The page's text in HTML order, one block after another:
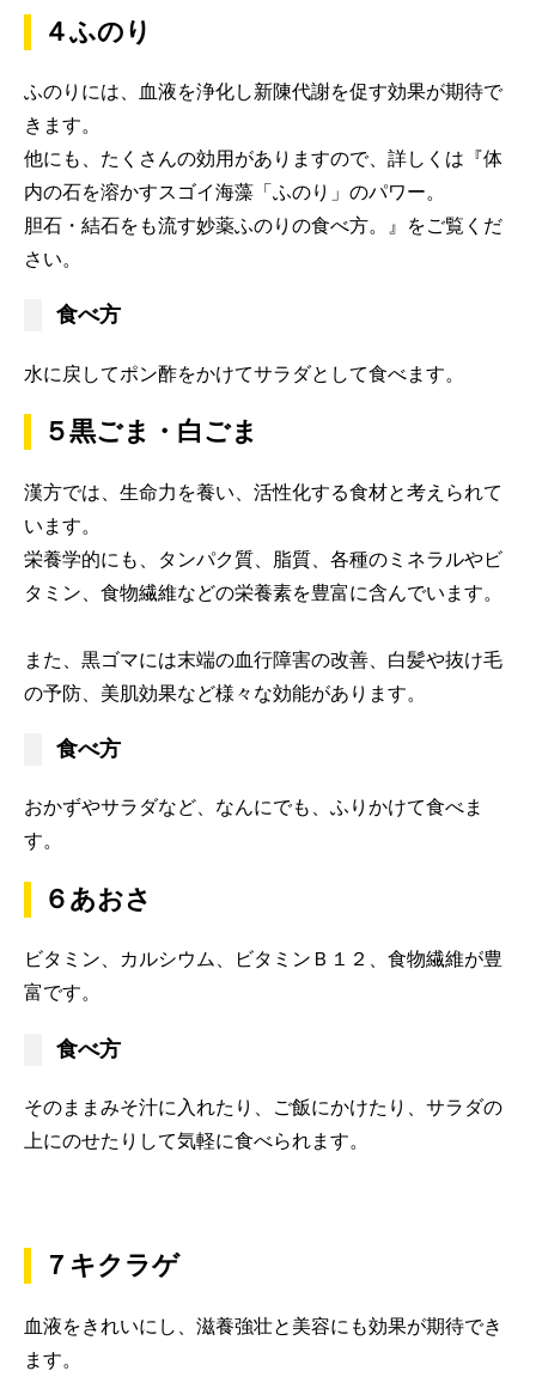
４ふのり
ふのりには、血液を浄化し新陳代謝を促す効果が期待で
きます。
他にも、たくさんの効用がありますので、詳しくは『体
内の石を溶かすスゴイ海藻「ふのり」のパワー。
胆石・結石をも流す妙薬ふのりの食べ方。』をご覧くだ
さい。
食べ方
水に戻してポン酢をかけてサラダとして食べます。
５黒ごま・白ごま
漢方では、生命力を養い、活性化する食材と考えられて
います。
栄養学的にも、タンパク質、脂質、各種のミネラルやビ
タミン、食物繊維などの栄養素を豊富に含んでいます。
また、黒ゴマには末端の血行障害の改善、白髪や抜け毛
の予防、美肌効果など様々な効能があります。
食べ方
おかずやサラダなど、なんにでも、ふりかけて食べま
す。
６あおさ
ビタミン、カルシウム、ビタミンＢ１２、食物繊維が豊
富です。
食べ方
そのままみそ汁に入れたり、ご飯にかけたり、サラダの
上にのせたりして気軽に食べられます。
７キクラゲ
血液をきれいにし、滋養強壮と美容にも効果が期待でき
ます。